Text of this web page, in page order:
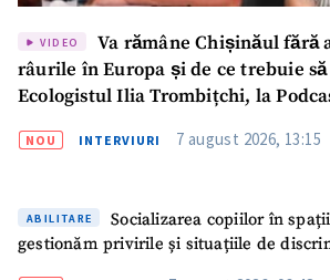
VIDEO
Va rămâne Chișinăul fără
râurile în Europa și de ce trebuie
Ecologistul Ilia Trombițchi, la
NOU INTERVIURI 7 august 2026, 13:15
ABILITARE
Socializarea copiilor în
gestionăm privirile și situațiile de